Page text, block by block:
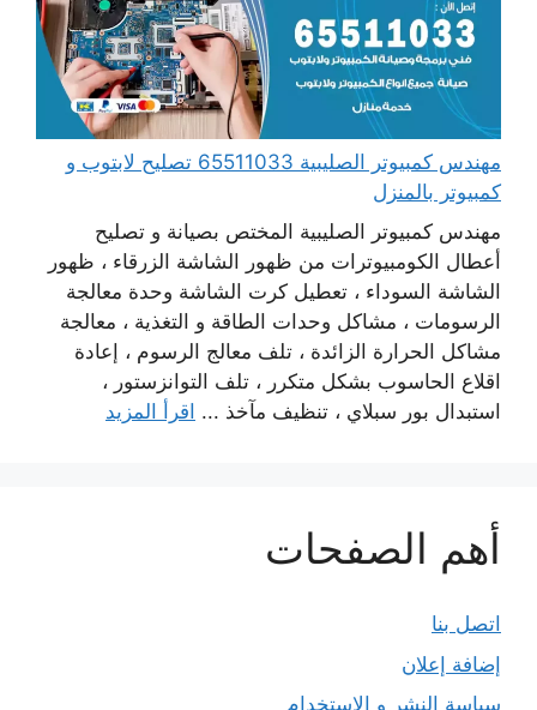
مهندس كمبيوتر الصليبية 65511033 تصليح لابتوب و
كمبيوتر بالمنزل
مهندس كمبيوتر الصليبية المختص بصيانة و تصليح
أعطال الكومبيوترات من ظهور الشاشة الزرقاء ، ظهور
الشاشة السوداء ، تعطيل كرت الشاشة وحدة معالجة
الرسومات ، مشاكل وحدات الطاقة و التغذية ، معالجة
مشاكل الحرارة الزائدة ، تلف معالج الرسوم ، إعادة
اقلاع الحاسوب بشكل متكرر ، تلف التوانزستور ،
استبدال بور سبلاي ، تنظيف مآخذ ... اقرأ المزيد
أهم الصفحات
اتصل بنا
إضافة إعلان
سياسة النشر و الاستخدام